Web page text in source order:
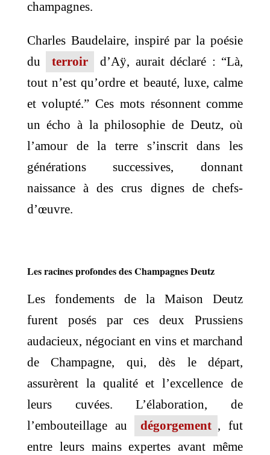
champagnes.
Charles Baudelaire, inspiré par la poésie
du
terroir
d’Aÿ, aurait déclaré : “Là,
tout n’est qu’ordre et beauté, luxe, calme
et volupté.” Ces mots résonnent comme
un écho à la philosophie de Deutz, où
l’amour de la terre s’inscrit dans les
générations successives, donnant
naissance à des crus dignes de chefs-
d’œuvre.
Les racines profondes des Champagnes Deutz
Les fondements de la Maison Deutz
furent posés par ces deux Prussiens
audacieux, négociant en vins et marchand
de Champagne, qui, dès le départ,
assurèrent la qualité et l’excellence de
leurs cuvées. L’élaboration, de
l’embouteillage au
dégorgement , fut
entre leurs mains expertes avant même